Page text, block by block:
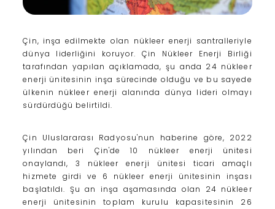
Çin, inşa edilmekte olan nükleer enerji santralleriyle
dünya liderliğini koruyor. Çin Nükleer Enerji Birliği
tarafından yapılan açıklamada, şu anda 24 nükleer
enerji ünitesinin inşa sürecinde olduğu ve bu sayede
ülkenin nükleer enerji alanında dünya lideri olmayı
sürdürdüğü belirtildi.
Çin Uluslararası Radyosu'nun haberine göre, 2022
yılından beri Çin'de 10 nükleer enerji ünitesi
onaylandı, 3 nükleer enerji ünitesi ticari amaçlı
hizmete girdi ve 6 nükleer enerji ünitesinin inşası
başlatıldı. Şu an inşa aşamasında olan 24 nükleer
enerji ünitesinin toplam kurulu kapasitesinin 26